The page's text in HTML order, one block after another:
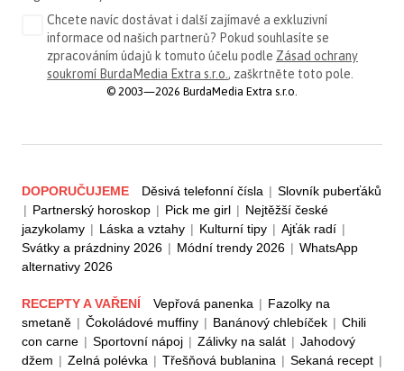
Chcete navíc dostávat i další zajímavé a exkluzivní
informace od našich partnerů? Pokud souhlasíte se
zpracováním údajů k tomuto účelu podle Zásad ochrany
soukromí BurdaMedia Extra s.r.o., zaškrtněte toto pole.
© 2003—2026 BurdaMedia Extra s.r.o.
DOPORUČUJEME Děsivá telefonní čísla | Slovník puberťáků
| Partnerský horoskop | Pick me girl | Nejtěžší české
jazykolamy | Láska a vztahy | Kulturní tipy | Ajťák radí |
Svátky a prázdniny 2026 | Módní trendy 2026 | WhatsApp
alternativy 2026
RECEPTY A VAŘENÍ Vepřová panenka | Fazolky na
smetaně | Čokoládové muffiny | Banánový chlebíček | Chili
con carne | Sportovní nápoj | Zálivky na salát | Jahodový
džem | Zelná polévka | Třešňová bublanina | Sekaná recept |